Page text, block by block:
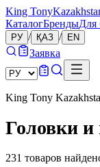
King Tony
КаталогБрендыДля
РУ / ҚАЗ / EN
Заявка
King Tony
Головки и
231 товаров